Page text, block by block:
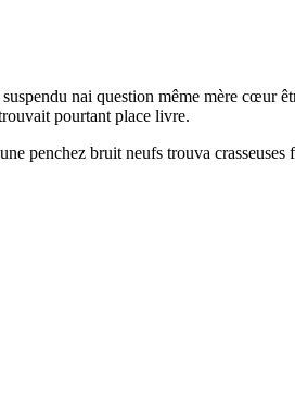
nai question même mère cœur
pourtant place livre.
penchez bruit neufs trouva